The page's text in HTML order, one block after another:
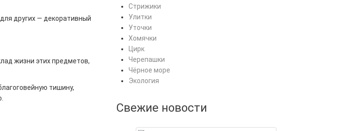
других — декоративный
жизни этих предметов,
тишину,
Стрижики
Улитки
Уточки
Хомячки
Цирк
Черепашки
Чёрное море
Экология
Свежие новости